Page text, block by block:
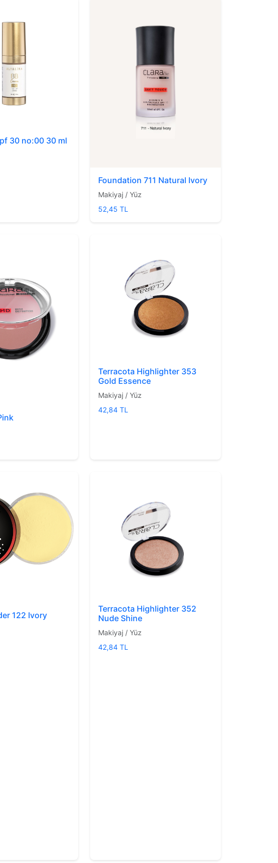
30 no:00 30 ml
Foundation 711 Natural Ivory
Makiyaj / Yüz
52,45 TL
Terracota Highlighter 353
Gold Essence
Makiyaj / Yüz
42,84 TL
122 Ivory
Terracota Highlighter 352
Nude Shine
Makiyaj / Yüz
42,84 TL